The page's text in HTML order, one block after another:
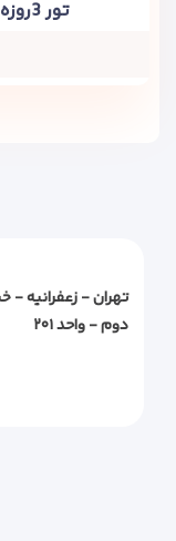
تور 3روزه ارمنستان ویژه تابستان 1405
دوم - واحد ۲۰۱